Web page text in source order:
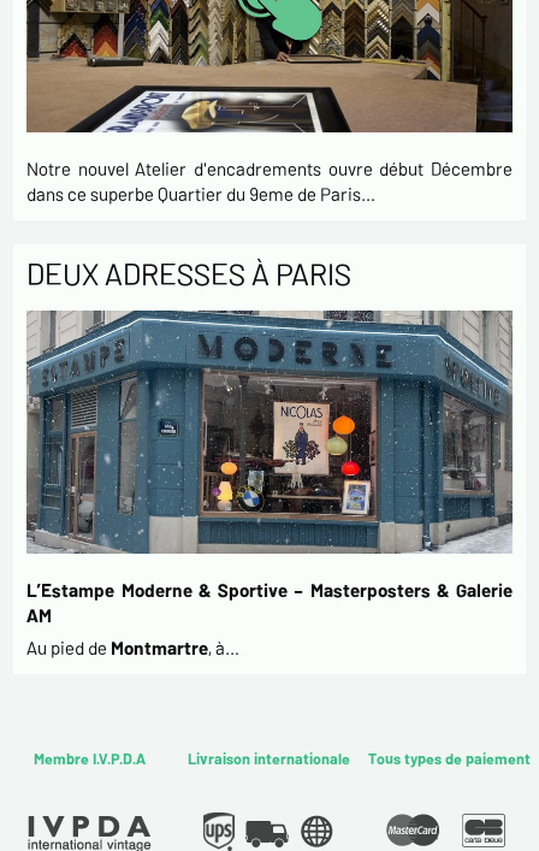
Notre nouvel Atelier d'encadrements ouvre début Décembre
dans ce superbe Quartier du 9eme de Paris…
DEUX ADRESSES À PARIS
L’Estampe Moderne & Sportive – Masterposters & Galerie
AM
Au pied de Montmartre, à…
Membre I.V.P.D.A Livraison internationale Tous types de paiement